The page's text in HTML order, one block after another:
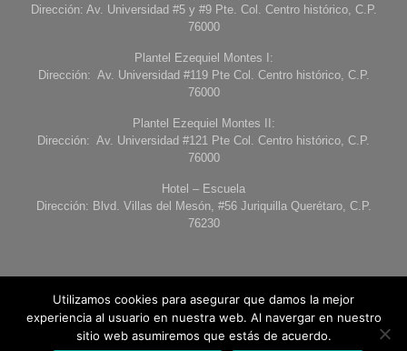
Dirección: Av. Universidad #5 y #9 Pte. Col. Centro histórico, C.P.
76000
Plantel Ezequiel Montes I:
Dirección: Av. Universidad #119 Pte Col. Centro histórico, C.P.
76000
Plantel Ezequiel Montes II:
Dirección: Av. Universidad #121 Pte Col. Centro histórico, C.P.
76000
Hotel – Escuela
Dirección: Blvd. Villas del Mesón, #56 Juriquilla Querétaro, C.P.
76230
© 2026 Universidad de Londres Querétaro. Todos los derechos
Utilizamos cookies para asegurar que damos la mejor
experiencia al usuario en nuestra web. Al navergar en nuestro
sitio web asumiremos que estás de acuerdo.